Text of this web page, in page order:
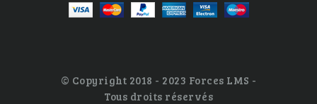
© Copyright 2018 - 2023 Forces LMS -
Tous droits réservés